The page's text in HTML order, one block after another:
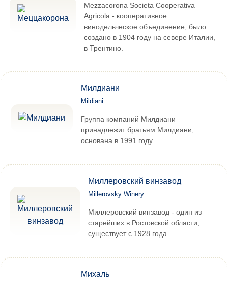
Mezzacorona Societa Cooperativa
Agricola - кооперативное
винодельческое объединение, было
создано в 1904 году на севере Италии,
в Трентино.
Милдиани
Mildiani
Группа компаний Милдиани
принадлежит братьям Милдиани,
основана в 1991 году.
Миллеровский винзавод
Millerovsky Winery
Миллеровский винзавод - один из
старейших в Ростовской области,
существует с 1928 года.
Михаль